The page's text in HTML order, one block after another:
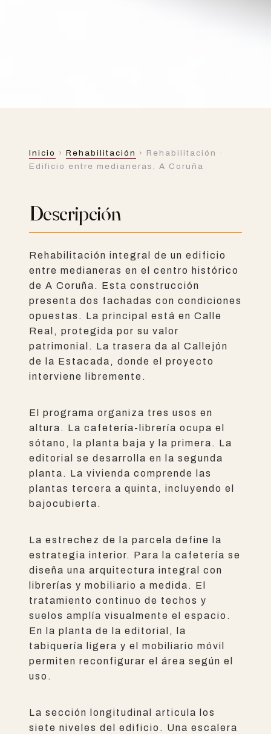
Rehabilitación ·
Edificio entre
medianeras, A
Coruña
Inicio › Rehabilitación › Rehabilitación ·
Edificio entre medianeras, A Coruña
Descripción
Rehabilitación integral de un edificio
entre medianeras en el centro histórico
de A Coruña. Esta construcción
presenta dos fachadas con condiciones
opuestas. La principal está en Calle
Real, protegida por su valor
patrimonial. La trasera da al Callejón
de la Estacada, donde el proyecto
interviene libremente.
El programa organiza tres usos en
altura. La cafetería-librería ocupa el
sótano, la planta baja y la primera. La
editorial se desarrolla en la segunda
planta. La vivienda comprende las
plantas tercera a quinta, incluyendo el
bajocubierta.
La estrechez de la parcela define la
estrategia interior. Para la cafetería se
diseña una arquitectura integral con
librerías y mobiliario a medida. El
tratamiento continuo de techos y
suelos amplía visualmente el espacio.
En la planta de la editorial, la
tabiquería ligera y el mobiliario móvil
permiten reconfigurar el área según el
uso.
La sección longitudinal articula los
siete niveles del edificio. Una escalera